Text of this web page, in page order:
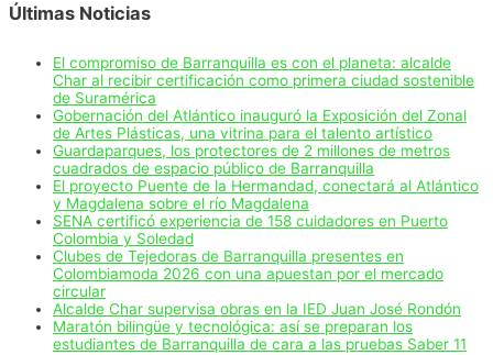
Últimas Noticias
El compromiso de Barranquilla es con el planeta: alcalde
Char al recibir certificación como primera ciudad sostenible
de Suramérica
Gobernación del Atlántico inauguró la Exposición del Zonal
de Artes Plásticas, una vitrina para el talento artístico
Guardaparques, los protectores de 2 millones de metros
cuadrados de espacio público de Barranquilla
El proyecto Puente de la Hermandad, conectará al Atlántico
y Magdalena sobre el río Magdalena
SENA certificó experiencia de 158 cuidadores en Puerto
Colombia y Soledad
Clubes de Tejedoras de Barranquilla presentes en
Colombiamoda 2026 con una apuestan por el mercado
circular
Alcalde Char supervisa obras en la IED Juan José Rondón
Maratón bilingüe y tecnológica: así se preparan los
estudiantes de Barranquilla de cara a las pruebas Saber 11